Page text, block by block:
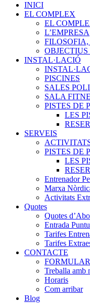
INICI
EL COMPLEX
EL
L’EMPRESA
INSTAL·LACIÓ
PISCINES
SALES
SALA
PISTES DE
LES
SERVEIS
PISTES DE
LES
Entrenador
Marxa
Activitats
Quotes
Quotes
Entrada
Tarifes
Tarifes
CONTACTE
Treballa amb
Horaris
Com arribar
Blog